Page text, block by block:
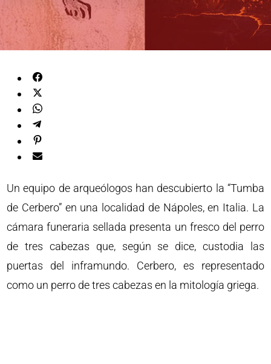
Un equipo de arqueólogos han descubierto la “Tumba
de Cerbero” en una localidad de Nápoles, en Italia. La
cámara funeraria sellada presenta un fresco del perro
de tres cabezas que, según se dice, custodia las
puertas del inframundo. Cerbero, es representado
como un perro de tres cabezas en la mitología griega.